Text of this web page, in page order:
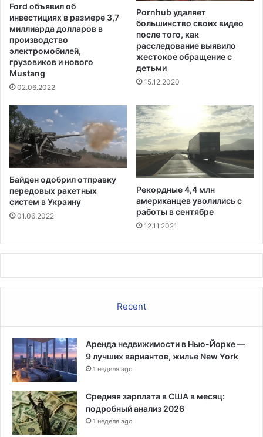
а
2
2
0
г
о
а
и
п
о
с
л
е
о
с
е
щ
е
и
р
в
е
ч
е
р
и
н
о
Ford объявил об
инвестициях в размере 3,7
миллиарда долларов в
производство
электромобилей,
грузовиков и нового
Mustang
02.06.2022
Pornhub удаляет
большинство своих видео
после того, как
расследование выявило
жестокое обращение с
детьми
15.12.2020
Байден одобрил отправку
передовых ракетных
систем в Украину
01.06.2022
Рекордные 4,4 млн
американцев уволились с
работы в сентябре
12.11.2021
Recent
Аренда недвижимости в Нью-Йорке —
9 лучших вариантов, жилье New York
1 неделя ago
Средняя зарплата в США в месяц:
подробный анализ 2026
1 неделя ago